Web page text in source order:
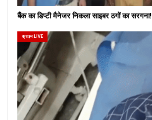
बैंक का डिप्टी मैनेजर निकला साइबर ठगों का सरगना!
क्राइम LIVE